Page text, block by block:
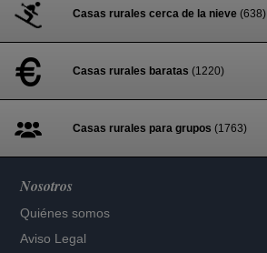
Casas rurales cerca de la nieve (638)
Casas rurales baratas (1220)
Casas rurales para grupos (1763)
Nosotros
Quiénes somos
Aviso Legal